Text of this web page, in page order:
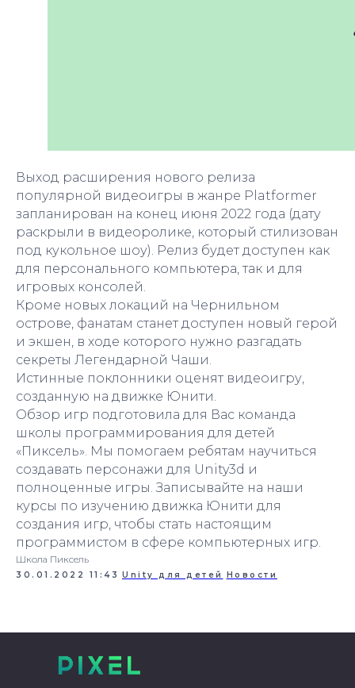
Выход расширения нового релиза
популярной видеоигры в жанре Platformer
запланирован на конец июня 2022 года (дату
раскрыли в видеоролике, который стилизован
под кукольное шоу). Релиз будет доступен как
для персонального компьютера, так и для
игровых консолей.
Кроме новых локаций на Чернильном
острове, фанатам станет доступен новый герой
и экшен, в ходе которого нужно разгадать
секреты Легендарной Чаши.
Истинные поклонники оценят видеоигру,
созданную на движке Юнити.
Обзор игр подготовила для Вас команда
школы программирования для детей
«Пиксель»‎. Мы помогаем ребятам научиться
создавать персонажи для Unity3d и
полноценные игры. Записывайте на наши
курсы по изучению движка Юнити для
создания игр, чтобы стать настоящим
программистом в сфере компьютерных игр.
Школа Пиксель
30.01.2022 11:43 Unity для детей Новости